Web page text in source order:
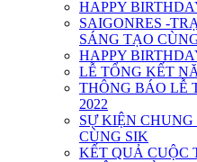
HAPPY
SAIGONRES -
SÁNG TẠO
HAPPY
LỄ TỔNG KẾT
THÔNG BÁO LỄ
2022
SỰ KIỆN
CÙNG SIK
KẾT QUẢ CUỘC